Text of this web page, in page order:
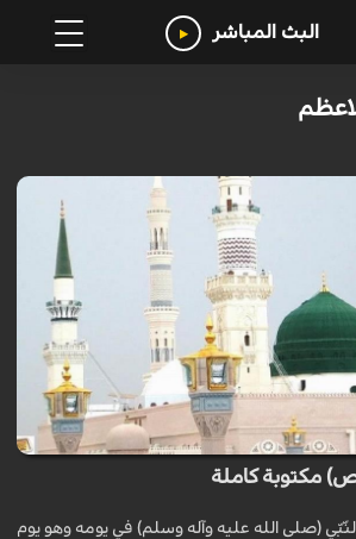
البث المباشر
(ص) مكتوبة كاملة
النّبّي (صلى الله عليه وآله وسلم) في يومه وهو يوم